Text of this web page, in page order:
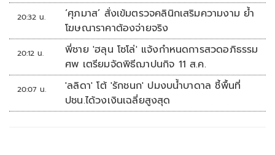
20:32 น.
‘ศุภมาส’ สั่งเข้มตรวจคลินิกเสริมความงาม ย้ำ
โฆษณาราคาต้องจ่ายจริง
20:12 น.
พี่ชาย 'ฮลุน โซโล่' แจ้งกำหนดการสวดอภิธรรม
ศพ เตรียมจัดพิธีฌาปนกิจ 11 ส.ค.
20:07 น.
'ลลิดา' โต้ 'รักชนก' ปมงบน้ำบาดาล ชี้พื้นที่
ปชน.ได้วงเงินเฉลี่ยสูงสุด